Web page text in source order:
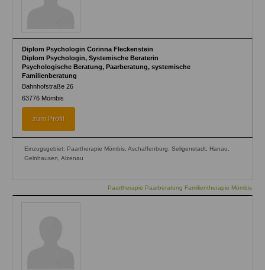
Diplom Psychologin Corinna Fleckenstein
Diplom Psychologin, Systemische Beraterin
Psychologische Beratung, Paarberatung, systemische
Familienberatung
Bahnhofstraße 26
63776 Mömbis
zum Profil
Einzugsgebiet: Paartherapie Mömbis, Aschaffenburg, Seligenstadt, Hanau,
Gelnhausen, Alzenau
Paartherapie Paarberatung Familientherapie Mömbis